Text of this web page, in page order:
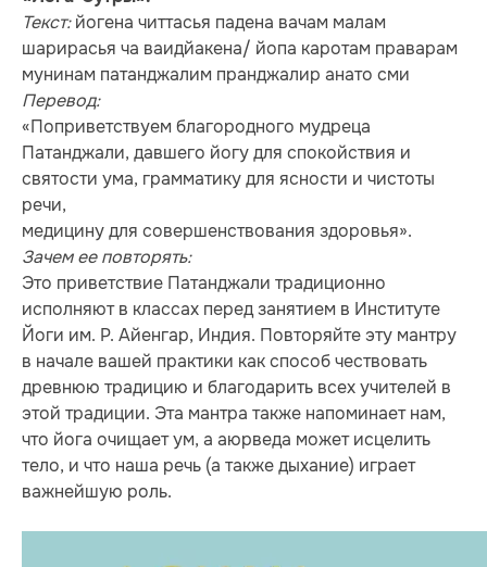
Текст:йогена читтасья падена вачам малам
шарирасья ча ваидйакена/ йопа каротам праварам
мунинам патанджалим пранджалир анато сми
Перевод:
«Поприветствуем благородного мудреца
Патанджали, давшего йогу для спокойствия и
святости ума, грамматику для ясности и чистоты
речи,
медицину для совершенствования здоровья».
Зачем ее повторять:
Это приветствие Патанджали традиционно
исполняют в классах перед занятием в Институте
Йоги им. Р. Айенгар, Индия. Повторяйте эту мантру
в начале вашей практики как способ чествовать
древнюю традицию и благодарить всех учителей в
этой традиции. Эта мантра также напоминает нам,
что йога очищает ум, а аюрведа может исцелить
тело, и что наша речь (а также дыхание) играет
важнейшую роль.